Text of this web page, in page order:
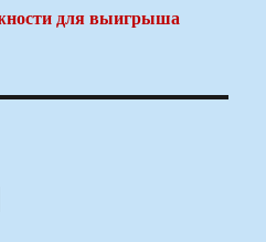
для выигрыша